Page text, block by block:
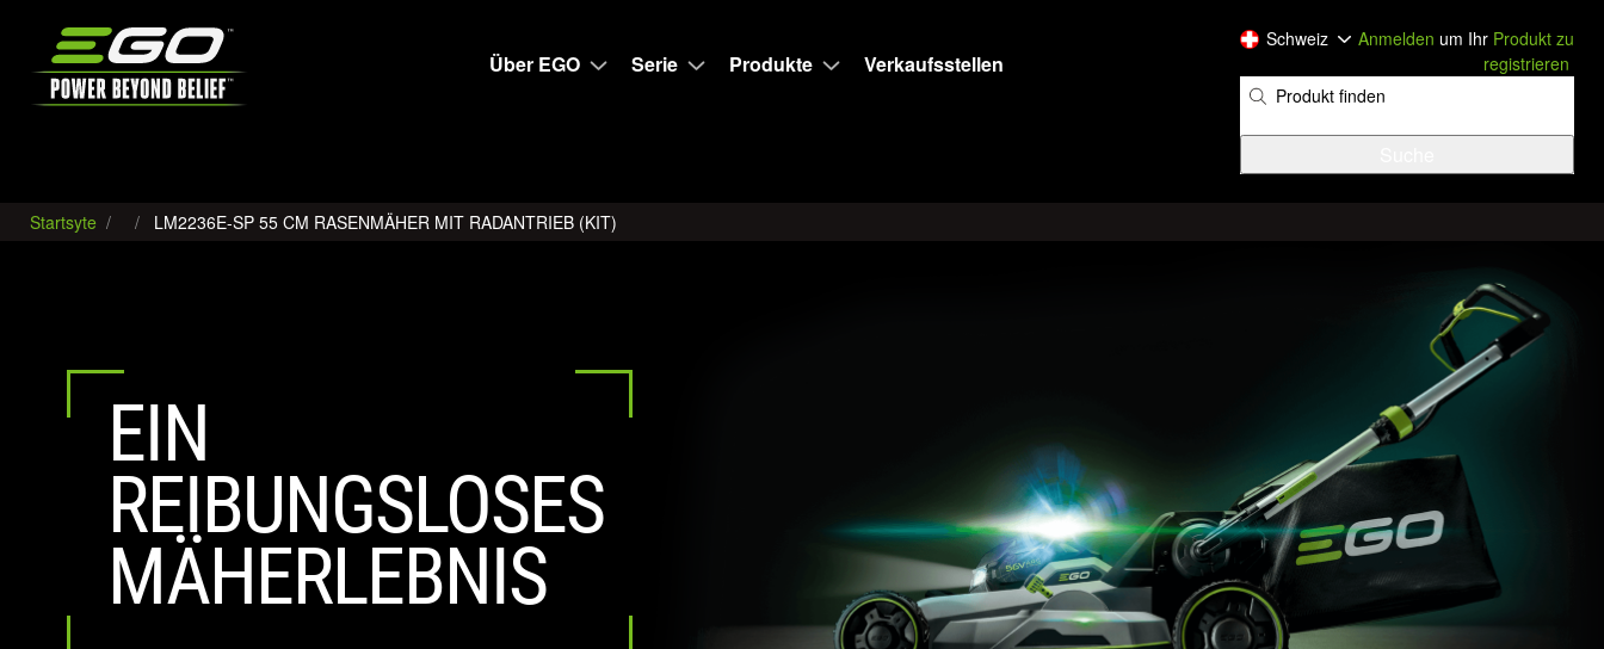
Über EGO
Serie Produkte Verkaufsstellen
Schweiz Anmelden um Ihr Produkt zu
registrieren
Startsyte LM2236E-SP 55 CM RASENMÄHER MIT RADANTRIEB (KIT)
EIN
REIBUNGSLOSES
MÄHERLEBNIS